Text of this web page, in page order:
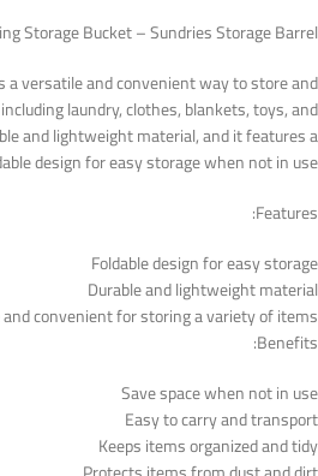
Storage Bucket – Sundries Storage Barrel
a versatile and convenient way to store and
laundry, clothes, blankets, toys, and
and lightweight material, and it features a
design for easy storage when not in use.
Features:
Foldable design for easy storage
Durable and lightweight material
convenient for storing a variety of items
Benefits:
Save space when not in use
Easy to carry and transport
Keeps items organized and tidy